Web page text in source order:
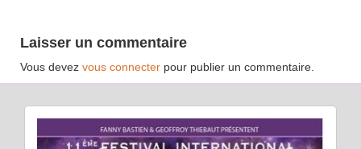
Laisser un commentaire
Vous devez vous connecter pour publier un commentaire.